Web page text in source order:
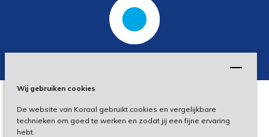
Wij gebruiken cookies
De website van Koraal gebruikt cookies en vergelijkbare
technieken om goed te werken en zodat jij een fijne ervaring
hebt.
Privacy